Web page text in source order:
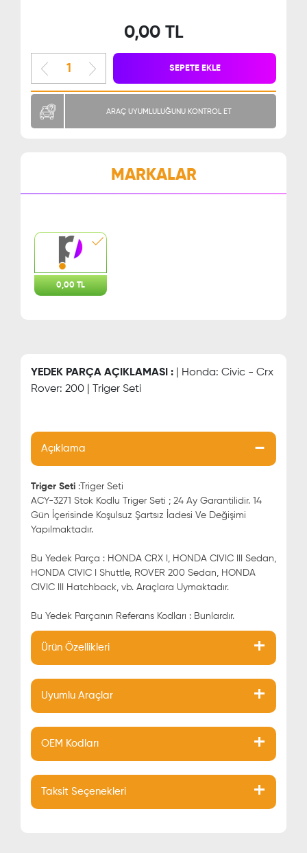
0,00 TL
SEPETE EKLE
ARAÇ UYUMLULUĞUNU KONTROL ET
MARKALAR
0,00 TL
YEDEK PARÇA AÇIKLAMASI : | Honda: Civic - Crx
Rover: 200 | Triger Seti
Açıklama
Triger Seti :Triger Seti
ACY-3271 Stok Kodlu Triger Seti ; 24 Ay Garantilidir. 14
Gün İçerisinde Koşulsuz Şartsız İadesi Ve Değişimi
Yapılmaktadır.
Bu Yedek Parça : HONDA CRX I, HONDA CIVIC III Sedan,
HONDA CIVIC I Shuttle, ROVER 200 Sedan, HONDA
CIVIC III Hatchback, vb. Araçlara Uymaktadır.
Bu Yedek Parçanın Referans Kodları : Bunlardır.
Ürün Özellikleri
Uyumlu Araçlar
OEM Kodları
Taksit Seçenekleri